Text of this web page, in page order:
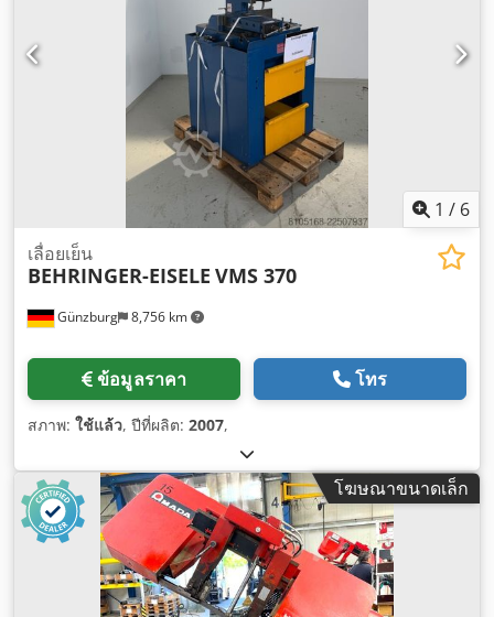
1 / 6
Günzburg 8,756 km
เลื่อยเย็น
BEHRINGER-EISELE VMS 370
ข้อมูลราคา โทร
สภาพ: ใช้แล้ว, ปีที่ผลิต: 2007,
โฆษณาขนาดเล็ก